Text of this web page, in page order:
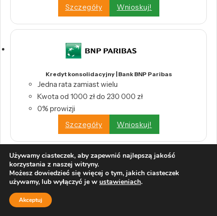
Szczegóły
Wnioskuj!
Kredyt konsolidacyjny | Bank BNP Paribas
Jedna rata zamiast wielu
Kwota od 1000 zł do 230 000 zł
0% prowizji
Szczegóły
Wnioskuj!
Internetowy Kredyt Konsolidacyjny | Alior Bank
Wysoka kwota kredytu – nawet 200 000 zł
Używamy ciasteczek, aby zapewnić najlepszą jakość
korzystania z naszej witryny.
Możesz dowiedzieć się więcej o tym, jakich ciasteczek
używamy, lub wyłączyć je w ustawieniach.
Akceptuj